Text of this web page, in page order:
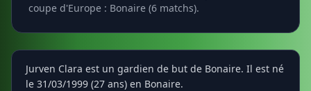
coupe d'Europe : Bonaire (6 matchs).
Jurven Clara est un gardien de but de Bonaire. Il est né
le 31/03/1999 (27 ans) en Bonaire.